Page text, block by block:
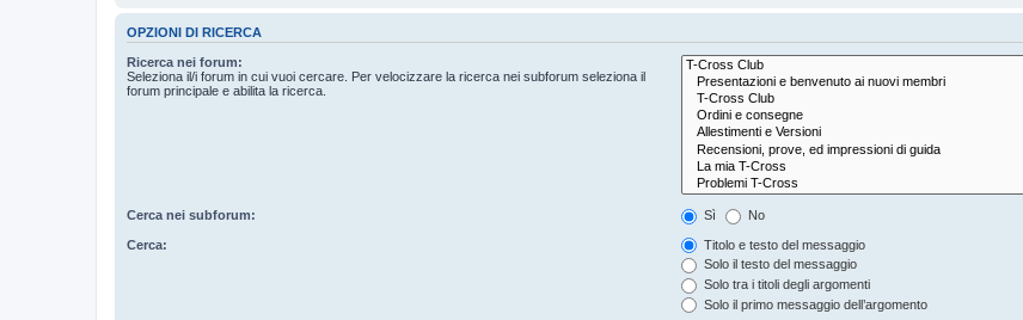
OPZIONI DI RICERCA
Ricerca nei forum:
Seleziona il/i forum in cui vuoi cercare. Per velocizzare la ricerca nei subforum seleziona il
forum principale e abilita la ricerca.
Cerca nei subforum: Sì No
Cerca:
Titolo e testo del messaggio
Solo il testo del messaggio
Solo tra i titoli degli argomenti
Solo il primo messaggio dell’argomento